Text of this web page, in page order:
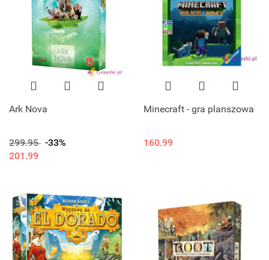
Ark Nova
299.95 -33%
201.99
Minecraft - gra planszowa
160.99